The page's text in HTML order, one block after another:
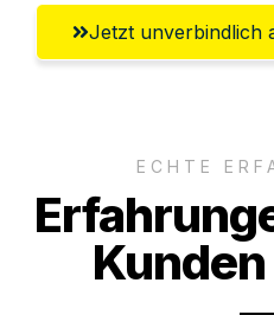
Jetzt unverbindlich
ECHTE